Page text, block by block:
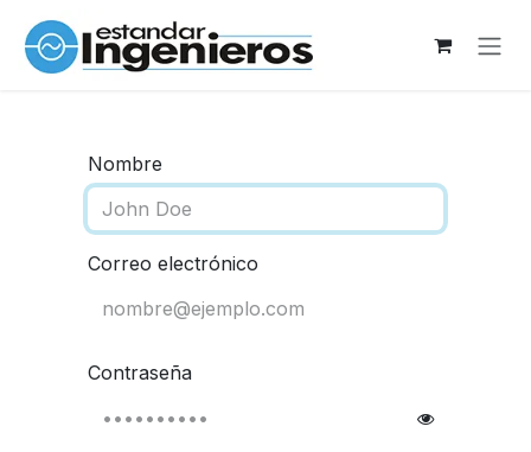
Nombre
Correo electrónico
Contraseña